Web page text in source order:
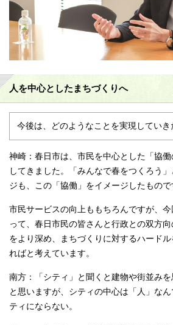
人を中心としたまちづくりへ
今後は、どのようなことを実現していき
神崎：春日市は、市民を中心とした「協
してきました。「みんなで春をつくろう
ジも、この「協働」をイメージしたもので
市民サービスの向上ももちろんですが、
って、春日市民の皆さんと行政との双方
をより深め、まちづくりに対するハード
ればと考えています。
南方：「シティ」と聞くと建物や街並み
と思いますが、シティの中心は「人」な
ティにならない。